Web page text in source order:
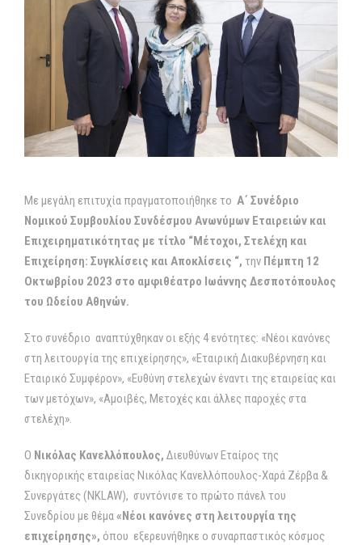
Με μεγάλη επιτυχία πραγματοποιήθηκε το Α΄ Συνέδριο
Νομικού Συμβουλίου Συνδέσμου Ανωνύμων Εταιρειών και
Επιχειρηματικότητας με τίτλο “Μέτοχοι, Στελέχη και
Επιχείρηση: Συγκλίσεις και Αποκλίσεις “, την Πέμπτη 12
Οκτωβρίου 2023 στο αμφιθέατρο Ιωάννης Δεσποτόπουλος
του Ωδείου Αθηνών.
Στο συνέδριο αναπτύχθηκαν οι εξής 4 ενότητες: «Νέοι κανόνες
στη λειτουργία της επιχείρησης», «Εταιρική Διακυβέρνηση και
Εταιρικό Συμφέρον», «Ευθύνη στελεχών έναντι της εταιρείας και
των μετόχων», «Αμοιβές, Μετοχές και άλλες παροχές στα
στελέχη».
Ο Νικόλας Κανελλόπουλος, Διευθύνων Εταίρος της
δικηγορικής εταιρείας Νικόλας Κανελλόπουλος-Χαρά Ζέρβα &
Συνεργάτες (NKLAW), συντόνισε το πρώτο πάνελ του
Συνεδρίου με θέμα«Νέοι κανόνες στη λειτουργία της
επιχείρησης», όπου εξερευνήθηκε ο συναρπαστικός κόσμος